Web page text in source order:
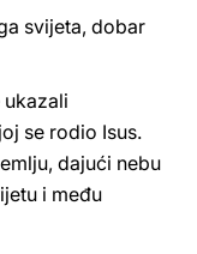
svijeta, dobar
ukazali
se rodio Isus.
dajući nebu
i među